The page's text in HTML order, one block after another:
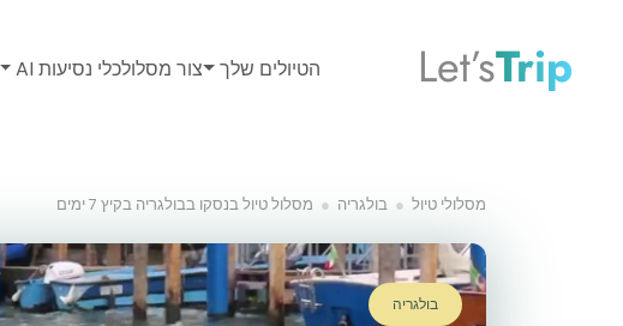
Let’sTrip הטיולים שלך צור מסלולכלי נסיעות AI
מסלולי טיול בולגריה מסלול טיול בנסקו בבולגריה בקיץ 7 ימים
בולגריה